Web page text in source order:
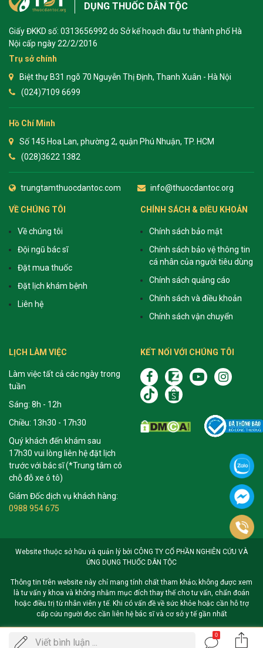
Viết bình luận ...
0
DỤNG THUỐC DÂN TỘC
Giấy ĐKKD số: 0313656992 do Sở kế hoạch đầu tư thành phố Hà
Nội cấp ngày 22/2/2016
Trụ sở chính
Biệt thự B31 ngõ 70 Nguyễn Thị Định, Thanh Xuân - Hà Nội
(024)7109 6699
Hồ Chí Minh
Số 145 Hoa Lan, phường 2, quận Phú Nhuận, TP. HCM
(028)3622 1382
trungtamthuocdantoc.com info@thuocdantoc.org
VỀ CHÚNG TÔI
Về chúng tôi
Đội ngũ bác sĩ
Đặt mua thuốc
Đặt lịch khám bệnh
Liên hệ
CHÍNH SÁCH & ĐIỀU KHOẢN
Chính sách bảo mật
Chính sách bảo vệ thông tin
cá nhân của người tiêu dùng
Chính sách quảng cáo
Chính sách và điều khoản
Chính sách vận chuyển
LỊCH LÀM VIỆC
Làm việc tất cả các ngày trong
tuần
Sáng: 8h - 12h
Chiều: 13h30 - 17h30
Quý khách đến khám sau
17h30 vui lòng liên hệ đặt lịch
trước với bác sĩ (*Trung tâm có
chỗ đỗ xe ô tô)
Giám Đốc dịch vụ khách hàng:
0988 954 675
KẾT NỐI VỚI CHÚNG TÔI
Website thuộc sở hữu và quản lý bởi CÔNG TY CỔ PHẦN NGHIÊN CỨU VÀ
ỨNG DỤNG THUỐC DÂN TỘC
Thông tin trên website này chỉ mang tính chất tham khảo; không được xem
là tư vấn y khoa và không nhằm mục đích thay thế cho tư vấn, chẩn đoán
hoặc điều trị từ nhân viên y tế. Khi có vấn đề về sức khỏe hoặc cần hỗ trợ
cấp cứu người đọc cần liên hệ bác sĩ và cơ sở y tế gần nhất
Gọi ĐẶT LỊCH KHÁM